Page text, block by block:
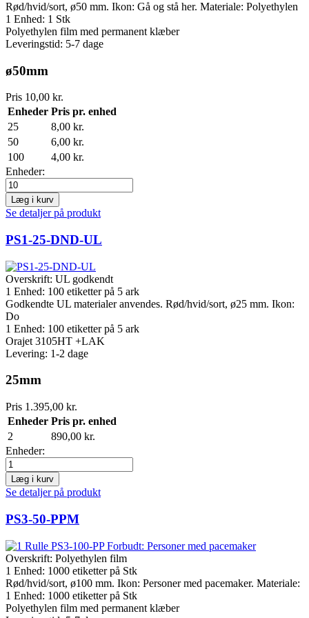
Rød/hvid/sort, ø50 mm. Ikon: Gå og stå her. Materiale: Polyethylen
1 Enhed: 1 Stk
Polyethylen film med permanent klæber
Leveringstid: 5-7 dage
ø50mm
Pris 10,00 kr.
Enheder Pris pr. enhed
25
8,00 kr.
50
6,00 kr.
100
4,00 kr.
Enheder:
Læg i kurv
Se detaljer på produkt
PS1-25-DND-UL
Overskrift: UL godkendt
1 Enhed: 100 etiketter på 5 ark
Godkendte UL materialer anvendes. Rød/hvid/sort, ø25 mm. Ikon:
Do
1 Enhed: 100 etiketter på 5 ark
Orajet 3105HT +LAK
Levering: 1-2 dage
25mm
Pris 1.395,00 kr.
Enheder Pris pr. enhed
2
890,00 kr.
Enheder:
Læg i kurv
Se detaljer på produkt
PS3-50-PPM
Overskrift: Polyethylen film
1 Enhed: 1000 etiketter på Stk
Rød/hvid/sort, ø100 mm. Ikon: Personer med pacemaker. Materiale:
1 Enhed: 1000 etiketter på Stk
Polyethylen film med permanent klæber